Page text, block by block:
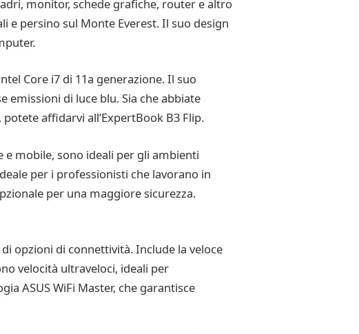
monitor, schede grafiche, router e altro
persino sul Monte Everest. Il suo design
Core i7 di 11a generazione. Il suo
di luce blu. Sia che abbiate
affidarvi all’ExpertBook B3 Flip.
mobile, sono ideali per gli ambienti
per i professionisti che lavorano in
per una maggiore sicurezza.
opzioni di connettività. Include la veloce
velocità ultraveloci, ideali per
ASUS WiFi Master, che garantisce